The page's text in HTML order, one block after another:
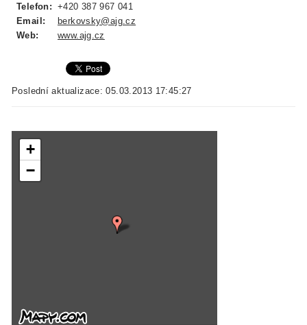
Telefon: +420 387 967 041
Email:
berkovsky@ajg.cz
Web:
www.ajg.cz
Poslední aktualizace: 05.03.2013 17:45:27
+
−